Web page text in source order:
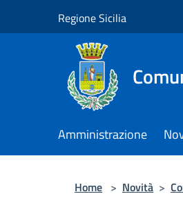
Regione Sicilia
Amministrazione
Home > Novità >